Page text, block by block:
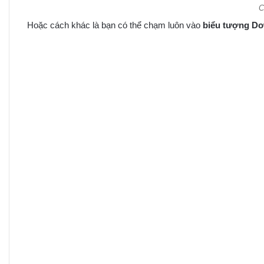
Hoặc cách khác là bạn có thể chạm luôn vào biểu tượng